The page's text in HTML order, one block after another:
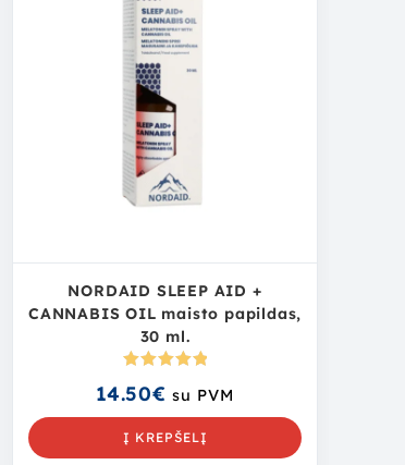
NORDAID SLEEP AID +
CANNABIS OIL maisto papildas,
30 ml.
s: 5.00iš
5
14.50€ su PVM
Į KREPŠELĮ